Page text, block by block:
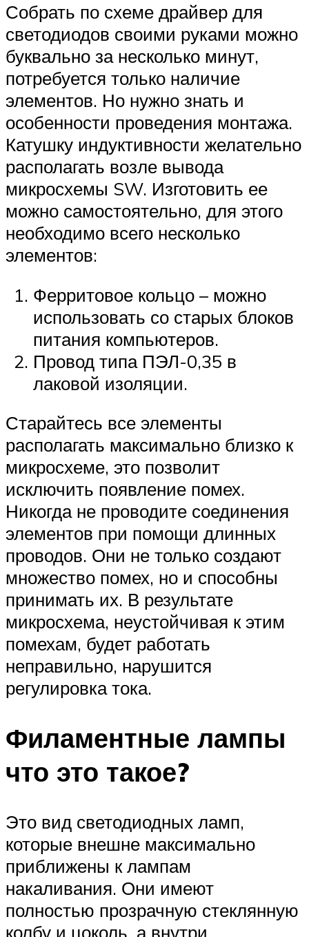
Собрать по схеме драйвер для
светодиодов своими руками можно
буквально за несколько минут,
потребуется только наличие
элементов. Но нужно знать и
особенности проведения монтажа.
Катушку индуктивности желательно
располагать возле вывода
микросхемы SW. Изготовить ее
можно самостоятельно, для этого
необходимо всего несколько
элементов:
Ферритовое кольцо – можно
использовать со старых блоков
питания компьютеров.
Провод типа ПЭЛ-0,35 в
лаковой изоляции.
Старайтесь все элементы
располагать максимально близко к
микросхеме, это позволит
исключить появление помех.
Никогда не проводите соединения
элементов при помощи длинных
проводов. Они не только создают
множество помех, но и способны
принимать их. В результате
микросхема, неустойчивая к этим
помехам, будет работать
неправильно, нарушится
регулировка тока.
Филаментные лампы
что это такое?
Это вид светодиодных ламп,
которые внешне максимально
приближены к лампам
накаливания. Они имеют
полностью прозрачную стеклянную
колбу и цоколь, а внутри